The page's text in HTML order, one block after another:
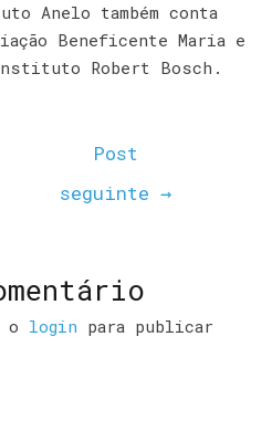
Anelo também conta
Beneficente Maria e
Robert Bosch.
Post
seguinte→
o login para publicar